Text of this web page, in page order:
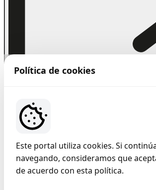
Alcaldía Municipal de
Política de cookies
Este portal utiliza cookies. Si
navegando, consideramos que
de acuerdo con esta política.